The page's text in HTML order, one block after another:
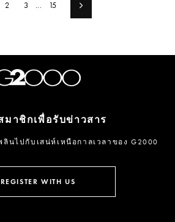
2 3 ... 15 Next
มาชิกเพื่อรับข่าวสาร
ลินไปกับเสน่ห์เหนือกาลเวลาของ G2000
REGISTER WITH US